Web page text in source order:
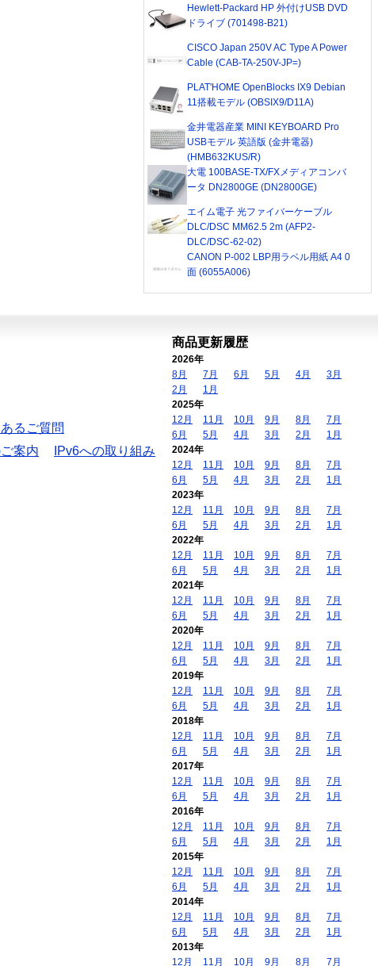
Hewlett-Packard HP 外付けUSB DVD
ドライブ (701498-B21)
CISCO Japan 250V AC Type A Power
Cable (CAB-TA-250V-JP=)
PLAT'HOME OpenBlocks IX9 Debian
11搭載モデル (OBSIX9/D11A)
金井電器産業 MINI KEYBOARD Pro
USBモデル 英語版 (金井電器)
(HMB632KUS/R)
大電 100BASE-TX/FXメディアコンバ
ータ DN2800GE (DN2800GE)
エイム電子 光ファイバーケーブル
DLC/DSC MM62.5 2m (AFP2-
DLC/DSC-62-02)
CANON P-002 LBP用ラベル用紙 A4 0
面 (6055A006)
るご質問
案内
IPv6への取り組み
商品更新履歴
2026年
8月
7月 6月 5月 4月
3月
2月
1月
2025年
12月
11月 10月 9月 8月
7月
6月
5月 4月 3月 2月
1月
2024年
12月
11月 10月 9月 8月
7月
6月
5月 4月 3月 2月
1月
2023年
12月
11月 10月 9月 8月
7月
6月
5月 4月 3月 2月
1月
2022年
12月
11月 10月 9月 8月
7月
6月
5月 4月 3月 2月
1月
2021年
12月
11月 10月 9月 8月
7月
6月
5月 4月 3月 2月
1月
2020年
12月
11月 10月 9月 8月
7月
6月
5月 4月 3月 2月
1月
2019年
12月
11月 10月 9月 8月
7月
6月
5月 4月 3月 2月
1月
2018年
12月
11月 10月 9月 8月
7月
6月
5月 4月 3月 2月
1月
2017年
12月
11月 10月 9月 8月
7月
6月
5月 4月 3月 2月
1月
2016年
12月
11月 10月 9月 8月
7月
6月
5月 4月 3月 2月
1月
2015年
12月
11月 10月 9月 8月
7月
6月
5月 4月 3月 2月
1月
2014年
12月
11月 10月 9月 8月
7月
6月
5月 4月 3月 2月
1月
2013年
12月
11月 10月 9月 8月 7月